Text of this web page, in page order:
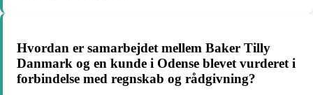
Hvordan er samarbejdet mellem Baker Tilly
Danmark og en kunde i Odense blevet vurderet i
forbindelse med regnskab og rådgivning?